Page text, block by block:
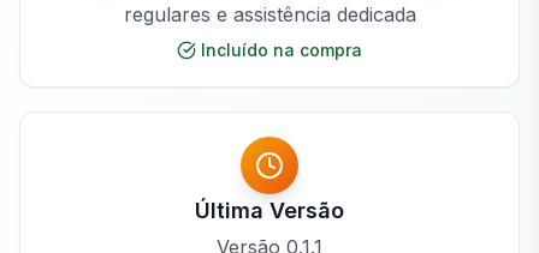
regulares e assistência dedicada
Incluído na compra
Última Versão
Versão 0.1.1